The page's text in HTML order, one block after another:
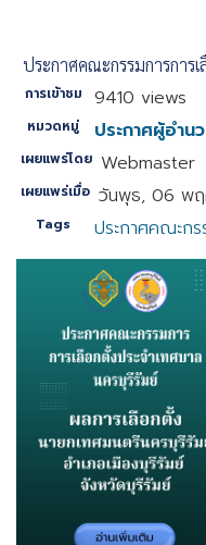
ประกาศคณะกรรมการการ
การเข้าชม 9410 views
หมวดหมู่ ประกาศผู้อำน
เผยแพร่โดย Webmaster
เผยแพร่เมื่อ วันพุธ, 06 พ
Tags ประกาศคณะกร